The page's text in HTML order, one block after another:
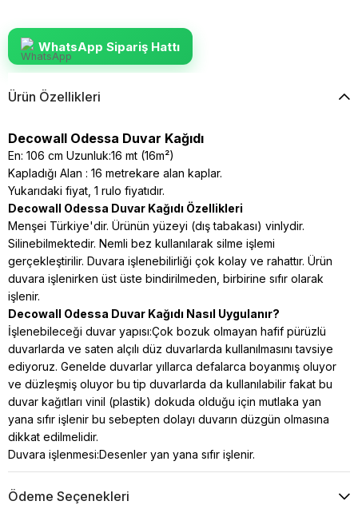
WhatsApp Sipariş Hattı
Ürün Özellikleri
Decowall Odessa Duvar Kağıdı
En: 106 cm Uzunluk:16 mt (16m²)
Kapladığı Alan : 16 metrekare alan kaplar.
Yukarıdaki fiyat, 1 rulo fiyatıdır.
Decowall Odessa Duvar Kağıdı Özellikleri
Menşei Türkiye'dir. Ürünün yüzeyi (dış tabakası) vinlydir.
Silinebilmektedir. Nemli bez kullanılarak silme işlemi
gerçekleştirilir. Duvara işlenebilirliği çok kolay ve rahattır. Ürün
duvara işlenirken üst üste bindirilmeden, birbirine sıfır olarak
işlenir.
Decowall Odessa Duvar Kağıdı Nasıl Uygulanır?
İşlenebileceği duvar yapısı:Çok bozuk olmayan hafif pürüzlü
duvarlarda ve saten alçılı düz duvarlarda kullanılmasını tavsiye
ediyoruz. Genelde duvarlar yıllarca defalarca boyanmış oluyor
ve düzleşmiş oluyor bu tip duvarlarda da kullanılabilir fakat bu
duvar kağıtları vinil (plastik) dokuda olduğu için mutlaka yan
yana sıfır işlenir bu sebepten dolayı duvarın düzgün olmasına
dikkat edilmelidir.
Duvara işlenmesi:Desenler yan yana sıfır işlenir.
Ödeme Seçenekleri